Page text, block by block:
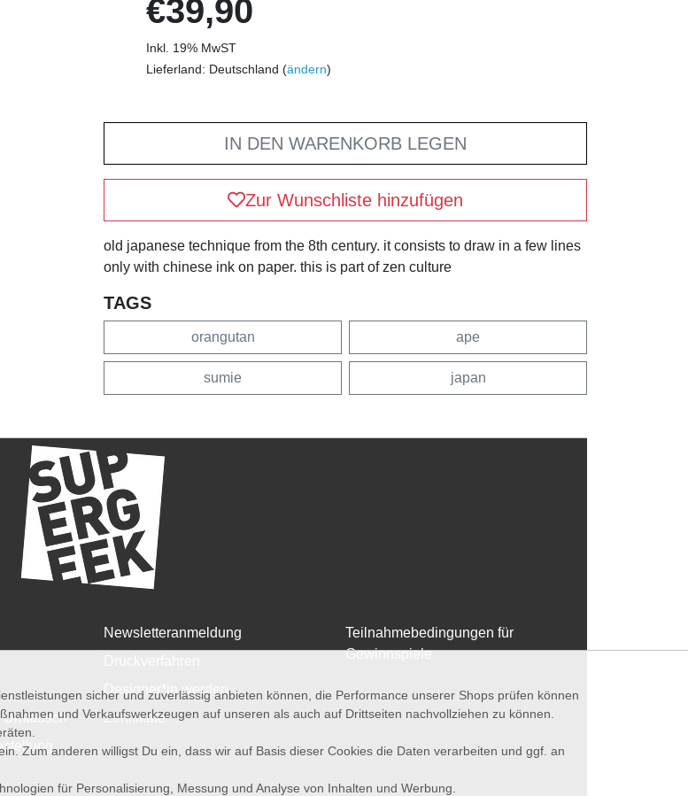
€39,90
Inkl. 19% MwST
Lieferland: Deutschland (ändern)
IN DEN WARENKORB LEGEN
Zur Wunschliste hinzufügen
old japanese technique from the 8th century. it consists to draw in a few lines
only with chinese ink on paper. this is part of zen culture
TAGS
orangutan ape
sumie japan
Umtausch
Newsletteranmeldung
Designer*in werden
Zertifikate
Teilnahmebedingungen für
Gewinnspiele
sicher und zuverlässig anbieten können, die Performance unserer Shops prüfen können
und Verkaufswerkzeugen auf unseren als auch auf Drittseiten nachvollziehen zu können.
Zum anderen willigst Du ein, dass wir auf Basis dieser Cookies die Daten verarbeiten und ggf. an
für Personalisierung, Messung und Analyse von Inhalten und Werbung.